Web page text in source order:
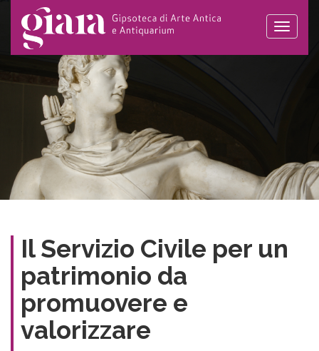
Toggle
Il Servizio Civile per un
patrimonio da
promuovere e
valorizzare